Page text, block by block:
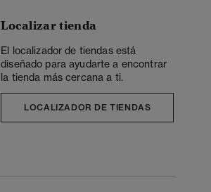
Localizar tienda
El localizador de tiendas está
diseñado para ayudarte a encontrar
la tienda más cercana a ti.
LOCALIZADOR DE TIENDAS